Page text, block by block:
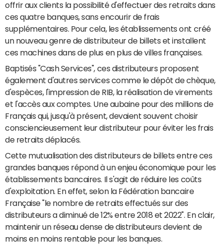
offrir aux clients la possibilité d'effectuer des retraits dans
ces quatre banques, sans encourir de frais
supplémentaires. Pour cela, les établissements ont créé
un nouveau genre de distributeur de billets et installent
ces machines dans de plus en plus de villes françaises.
Baptisés "Cash Services", ces distributeurs proposent
également d'autres services comme le dépôt de chèque,
d'espèces, l'impression de RIB, la réalisation de virements
et l'accès aux comptes. Une aubaine pour des millions de
Français qui, jusqu'à présent, devaient souvent choisir
consciencieusement leur distributeur pour éviter les frais
de retraits déplacés.
Cette mutualisation des distributeurs de billets entre ces
grandes banques répond à un enjeu économique pour les
établissements bancaires. Il s'agit de réduire les coûts
d'exploitation. En effet, selon la Fédération bancaire
Française "le nombre de retraits effectués sur des
distributeurs a diminué de 12% entre 2018 et 2022". En clair,
maintenir un réseau dense de distributeurs devient de
moins en moins rentable pour les banques.